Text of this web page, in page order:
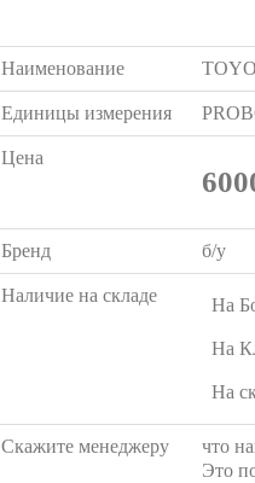
Наименование
Единицы измерения
Цена
Бренд б/у
Наличие на складе На
На
На
Скажите менеджеру
что
Это